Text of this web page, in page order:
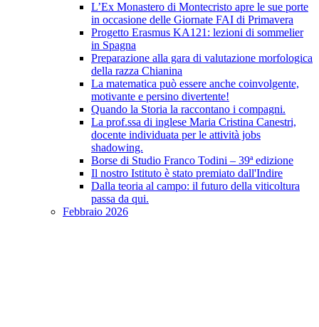
L’Ex Monastero di Montecristo apre le sue porte
in occasione delle Giornate FAI di Primavera
Progetto Erasmus KA121: lezioni di sommelier
in Spagna
Preparazione alla gara di valutazione morfologica
della razza Chianina
La matematica può essere anche coinvolgente,
motivante e persino divertente!
Quando la Storia la raccontano i compagni.
La prof.ssa di inglese Maria Cristina Canestri,
docente individuata per le attività jobs
shadowing.
Borse di Studio Franco Todini – 39ª edizione
Il nostro Istituto è stato premiato dall'Indire
Dalla teoria al campo: il futuro della viticoltura
passa da qui.
Febbraio 2026